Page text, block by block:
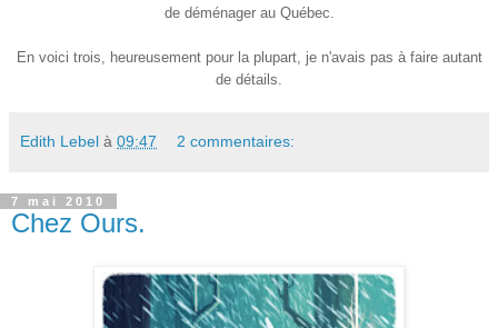
de déménager au Québec.
En voici trois, heureusement pour la plupart, je n'avais pas à faire autant
de détails.
Edith Lebel à 09:47 2 commentaires:
7 mai 2010
Chez Ours.